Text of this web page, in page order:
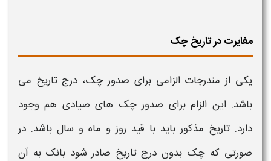
مغایرت در تاریخ چک
یکی از مندرجات الزامی برای صدور چک، درج تاریخ می
باشد. این الزام برای صدور چک های صیادی هم وجود
دارد. تاریخ مذکور باید با قید روز و ماه و سال باشد. در
صورتی که چک بدون درج تاریخ صادر شود بانک به آن